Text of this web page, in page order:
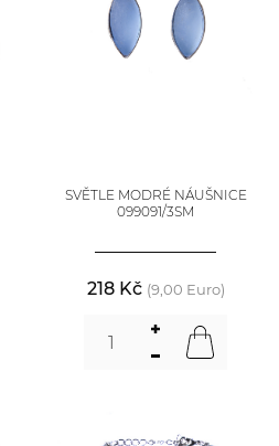
SVĚTLE MODRÉ NÁUŠNICE
099091/3SM
218 Kč (9,00 Euro)